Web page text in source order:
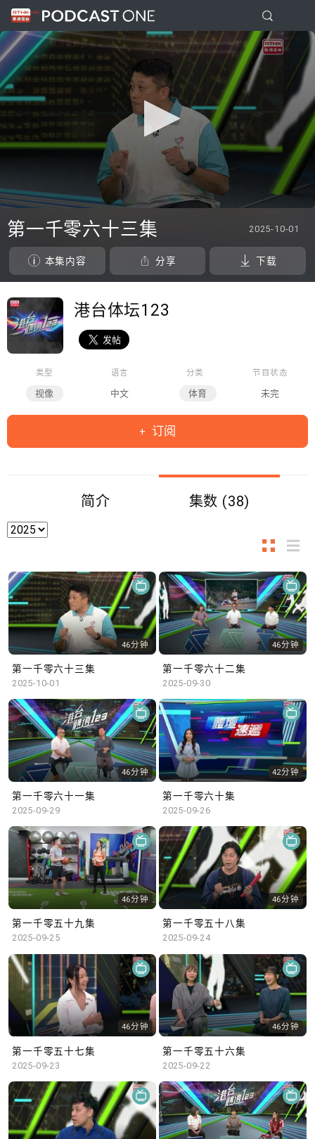
seconds
of
46
minutes,
10
seconds
第一千零六十三集 2025-10-01
本集内容 分享 下载
港台体坛123
类型
视像
语言
中文
分类
体育
节目状态
未完
订阅
简介 集数 (38)
46分钟
第一千零六十三集
2025-10-01
46分钟
第一千零六十二集
2025-09-30
46分钟
第一千零六十一集
2025-09-29
42分钟
第一千零六十集
2025-09-26
46分钟
第一千零五十九集
2025-09-25
46分钟
第一千零五十八集
2025-09-24
46分钟
第一千零五十七集
2025-09-23
46分钟
第一千零五十六集
2025-09-22